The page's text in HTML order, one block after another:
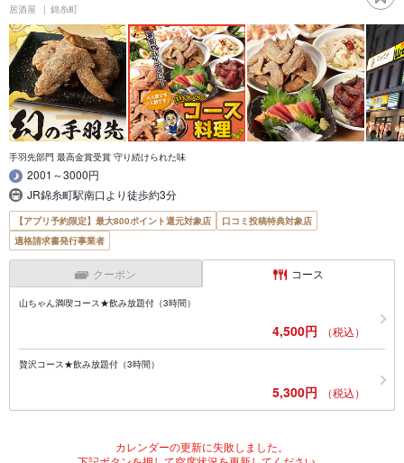
居酒屋 錦糸町
手羽先部門 最高金賞受賞 守り続けられた味
2001～3000円
JR錦糸町駅南口より徒歩約3分
【アプリ予約限定】最大800ポイント還元対象店
口コミ投稿特典対象店
適格請求書発行事業者
クーポン コース
山ちゃん満喫コース★飲み放題付（3時間）
4,500円 （税込）
贅沢コース★飲み放題付（3時間）
5,300円 （税込）
カレンダーの更新に失敗しました。